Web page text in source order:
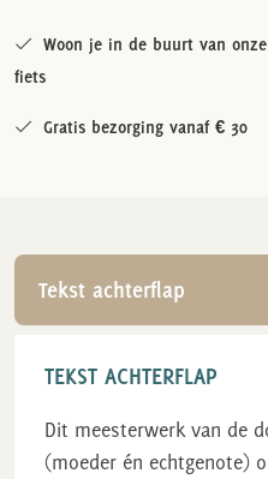
Woon je in de buurt van
fiets
Gratis bezorging vanaf € 30
Tekst achterflap
TEKST ACHTERFLAP
Dit meesterwerk van de
(moeder én echtgenote)